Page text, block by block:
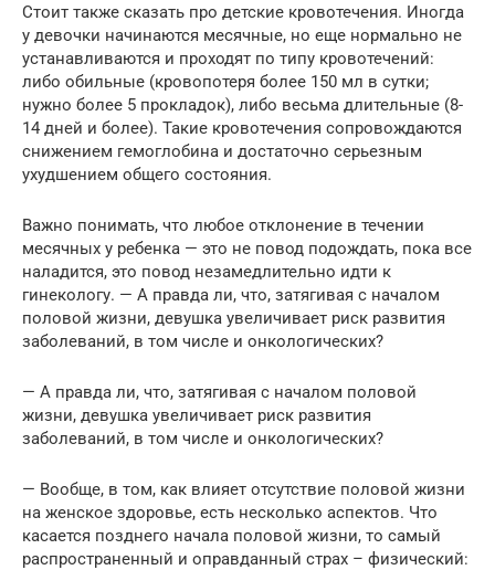
Стоит также сказать про детские кровотечения. Иногда
у девочки начинаются месячные, но еще нормально не
устанавливаются и проходят по типу кровотечений:
либо обильные (кровопотеря более 150 мл в сутки;
нужно более 5 прокладок), либо весьма длительные (8-
14 дней и более). Такие кровотечения сопровождаются
снижением гемоглобина и достаточно серьезным
ухудшением общего состояния.
Важно понимать, что любое отклонение в течении
месячных у ребенка — это не повод подождать, пока все
наладится, это повод незамедлительно идти к
гинекологу. — А правда ли, что, затягивая с началом
половой жизни, девушка увеличивает риск развития
заболеваний, в том числе и онкологических?
— А правда ли, что, затягивая с началом половой
жизни, девушка увеличивает риск развития
заболеваний, в том числе и онкологических?
— Вообще, в том, как влияет отсутствие половой жизни
на женское здоровье, есть несколько аспектов. Что
касается позднего начала половой жизни, то самый
распространенный и оправданный страх – физический: